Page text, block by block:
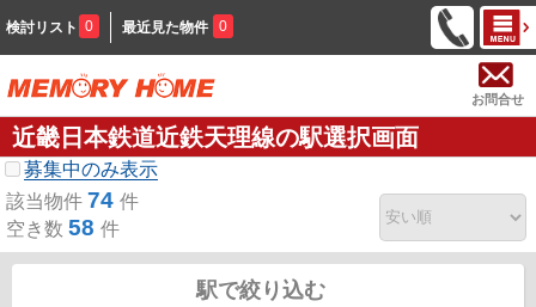
検討リスト 0 最近見た物件 0
お問合せ
近畿日本鉄道近鉄天理線の駅選択画面
募集中のみ表示
該当物件 74 件
空き数 58 件
駅で絞り込む